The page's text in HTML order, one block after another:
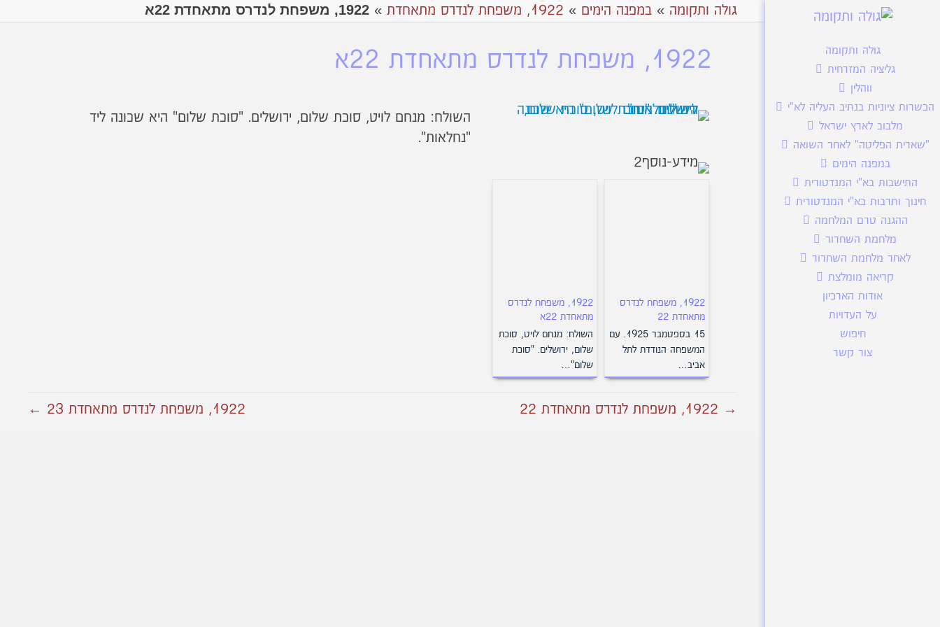
גולה ותקומה
גליציה המזרחית
ווהלין
הכשרות ציוניות בנתיב העליה לא"י
מלבוב לארץ ישראל
"שארית הפליטה" לאחר השואה
במפנה הימים
התישבות בא"י המנדטורית
חינוך ותרבות בא"י המנדטורית
ההגנה טרם המלחמה
מלחמת השחרור
לאחר מלחמת השחרור
קריאה מומלצת
אודות הארכיון
על העדויות
חיפוש
צור קשר
גולה ותקומה » במפנה הימים » 1922, משפחת לנדרס מתאחדת » 1922, משפחת לנדרס מתאחדת 22א
1922, משפחת לנדרס מתאחדת 22א
השולח: מנחם לויט, סוכת שלום, ירושלים. "סוכת שלום" היא שכונה ליד
"נחלאות".
1922, משפחת לנדרס
מתאחדת 22
15 בספטמבר 1925. עם
המשפחה הנודדת לתל
אביב…
1922, משפחת לנדרס
מתאחדת 22א
השולח: מנחם לויט, סוכת
שלום, ירושלים. "סוכת
שלום"…
→ 1922, משפחת לנדרס מתאחדת 22 1922, משפחת לנדרס מתאחדת 23 ←